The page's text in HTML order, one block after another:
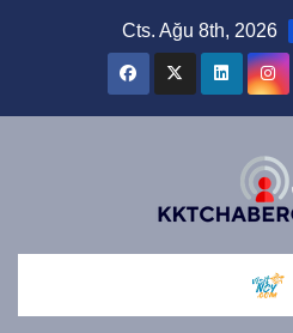
Cts. Ağu 8th, 2026